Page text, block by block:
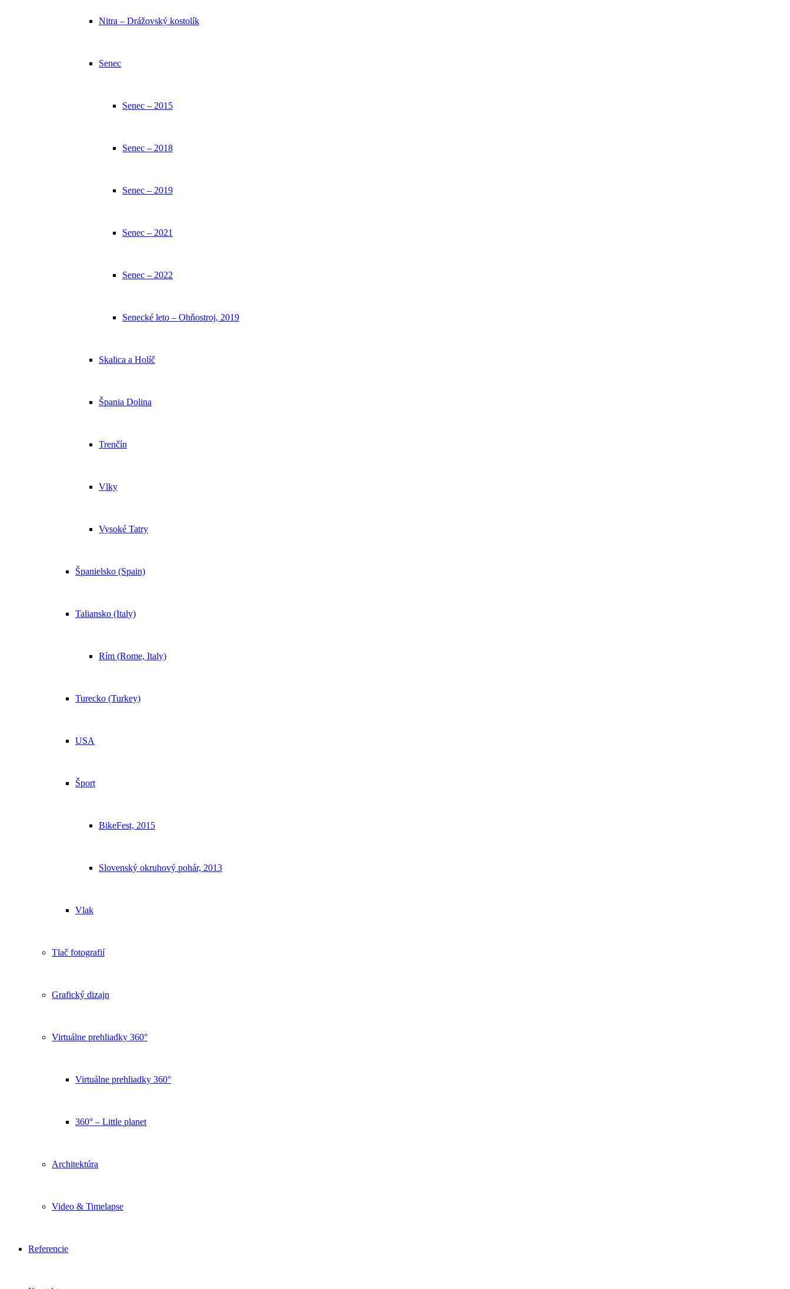
Nitra – Drážovský kostolík
Senec
Senec – 2015
Senec – 2018
Senec – 2019
Senec – 2021
Senec – 2022
Senecké leto – Ohňostroj, 2019
Skalica a Holíč
Špania Dolina
Trenčín
Vlky
Vysoké Tatry
Španielsko (Spain)
Taliansko (Italy)
Rím (Rome, Italy)
Turecko (Turkey)
USA
Šport
BikeFest, 2015
Slovenský okruhový pohár, 2013
Vlak
Tlač fotografií
Grafický dizajn
Virtuálne prehliadky 360°
Virtuálne prehliadky 360°
360° – Little planet
Architektúra
Video & Timelapse
Referencie